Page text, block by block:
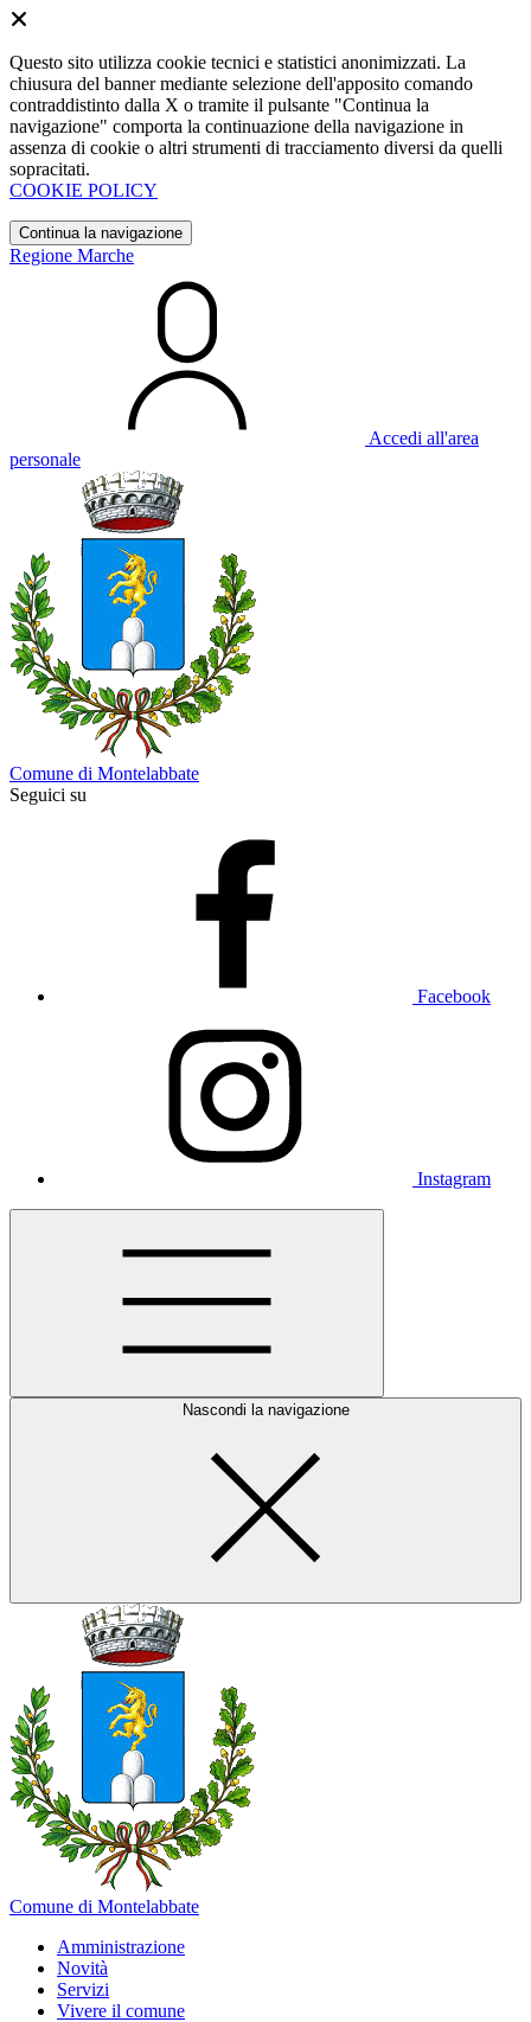
Questo sito utilizza cookie tecnici e statistici anonimizzati. La
chiusura del banner mediante selezione dell'apposito comando
contraddistinto dalla X o tramite il pulsante "Continua la
navigazione" comporta la continuazione della navigazione in
assenza di cookie o altri strumenti di tracciamento diversi da quelli
sopracitati.
COOKIE POLICY
Continua la navigazione
Regione Marche
Accedi all'area
personale
Comune di Montelabbate
Seguici su
Facebook
Instagram
Nascondi la navigazione
Comune di Montelabbate
Amministrazione
Novità
Servizi
Vivere il comune